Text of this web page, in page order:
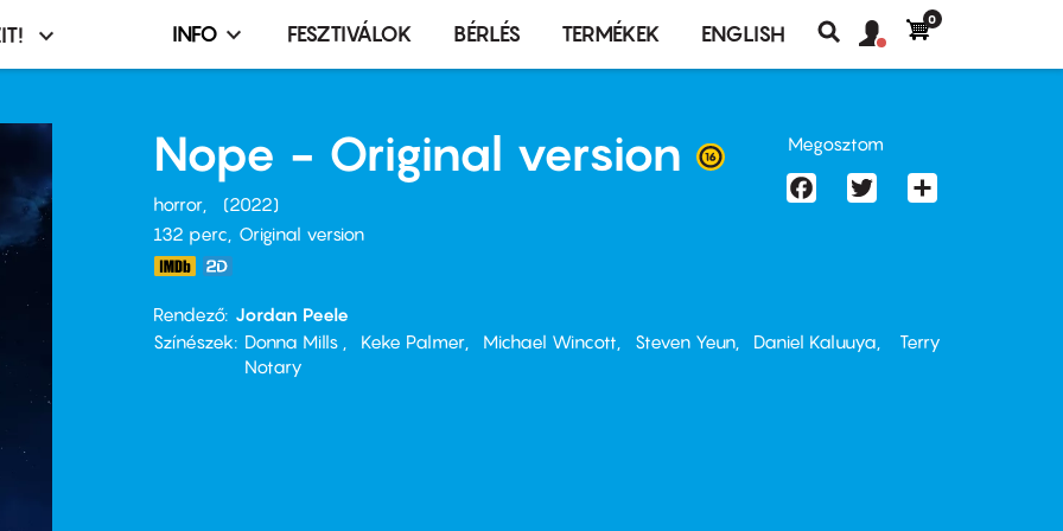
Infó,
terembérlés
menü
INFO FESZTIVÁLOK BÉRLÉS TERMÉKEK ENGLISH
Keresés
fiók
Felhasználói
0
Nope - Original version
horror
2022
132 perc,
Original version
Rendező Jordan Peele
Színészek
Donna Mills Keke Palmer Michael Wincott Steven Yeun Daniel Kaluuya
Terry
Notary
Megosztom
FacebookTwitter